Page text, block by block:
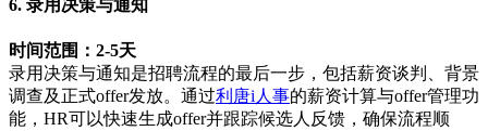
6. 录用决策与通知
时间范围：2-5天
录用决策与通知是招聘流程的最后一步，包括薪资谈判、背景
调查及正式offer发放。通过利唐i人事的薪资计算与offer管理功
能，HR可以快速生成offer并跟踪候选人反馈，确保流程顺